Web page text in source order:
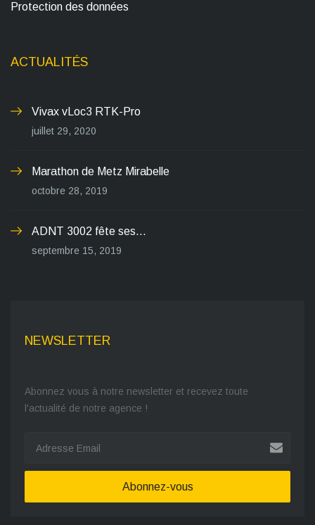
Protection des données
ACTUALITÉS
Vivax vLoc3 RTK-Pro
juillet 29, 2020
Marathon de Metz Mirabelle
octobre 28, 2019
ADNT 3002 fête ses...
septembre 15, 2019
NEWSLETTER
Abonnez vous à notre newsletter et recevez toute
l'actualité de notre agence !
Abonnez-vous